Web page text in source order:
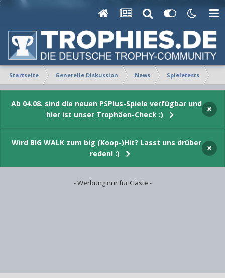
Startseite Generelle Diskussion News Spieletests
Ab 04.08. sind die neuen PSPlus-Spiele verfügbar und
hier ist unser Trophäen-Check :)
×
Wird BIG WALK zum big (Koop-)Hit? Lasst uns drüber
reden! :)
×
- Werbung nur für Gäste -